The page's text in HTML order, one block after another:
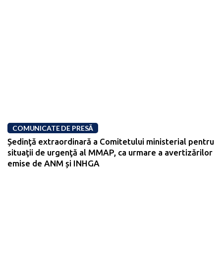
COMUNICATE DE PRESĂ
Ședinţă extraordinară a Comitetului ministerial pentru
situaţii de urgenţă al MMAP, ca urmare a avertizărilor
emise de ANM și INHGA